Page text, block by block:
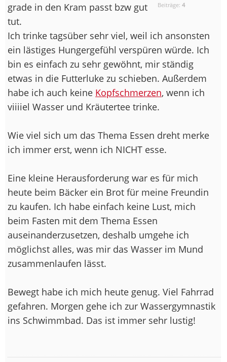
Beiträge:4
grade in den Kram passt bzw gut
tut.
Ich trinke tagsüber sehr viel, weil ich ansonsten
ein lästiges Hungergefühl verspüren würde. Ich
bin es einfach zu sehr gewöhnt, mir ständig
etwas in die Futterluke zu schieben. Außerdem
habe ich auch keine Kopfschmerzen, wenn ich
viiiiel Wasser und Kräutertee trinke.
Wie viel sich um das Thema Essen dreht merke
ich immer erst, wenn ich NICHT esse.
Eine kleine Herausforderung war es für mich
heute beim Bäcker ein Brot für meine Freundin
zu kaufen. Ich habe einfach keine Lust, mich
beim Fasten mit dem Thema Essen
auseinanderzusetzen, deshalb umgehe ich
möglichst alles, was mir das Wasser im Mund
zusammenlaufen lässt.
Bewegt habe ich mich heute genug. Viel Fahrrad
gefahren. Morgen gehe ich zur Wassergymnastik
ins Schwimmbad. Das ist immer sehr lustig!